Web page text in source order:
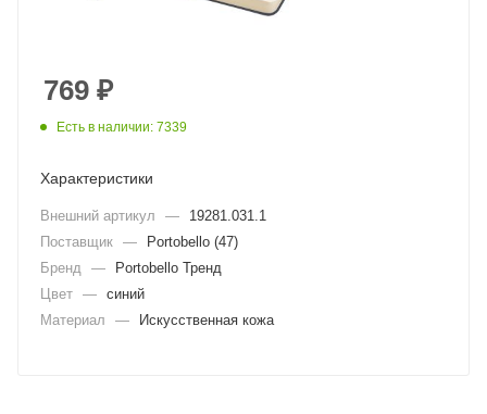
769 ₽
Есть в наличии: 7339
Характеристики
Внешний артикул —
19281.031.1
Поставщик —
Portobello (47)
Бренд
—
Portobello Тренд
Цвет — синий
Материал
— Искусственная кожа